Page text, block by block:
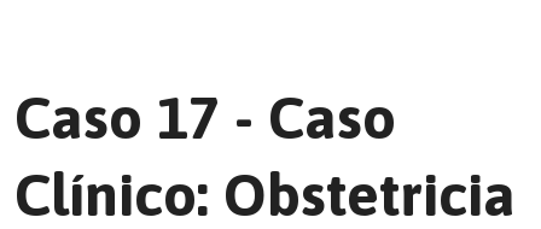
Caso 17 - Caso
Clínico: Obstetricia